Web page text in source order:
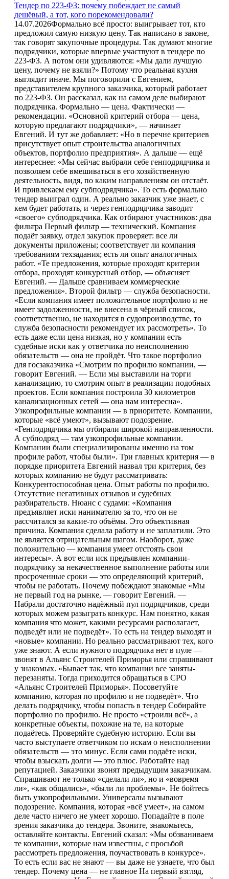
Тендер по 223-ФЗ: почему побеждает не самый
дешёвый, а тот, кого порекомендовали?
14.07.2026Формально всё просто: выигрывает тот, кто
предложил самую низкую цену. Так написано в законе,
так говорят закупочные процедуры. Так думают многие
подрядчики, которые впервые участвуют в тендере по
223-ФЗ. А потом они удивляются: «Мы дали лучшую
цену, почему не взяли?» Потому что реальная кухня
выглядит иначе. Мы поговорили с Евгением,
представителем крупного заказчика, который работает
по 223-ФЗ. Он рассказал, как на самом деле выбирают
подрядчика. Формально — цена. Фактически —
рекомендации. «Основной критерий отбора — цена,
которую предлагают подрядчики», — начинает
Евгений. И тут же добавляет: «Но в перечне критериев
присутствует опыт строительства аналогичных
объектов, портфолио предприятия». А дальше — ещё
интереснее: «Мы сейчас выбрали себе генподрядчика и
позволяем себе вмешиваться в его хозяйственную
деятельность, видя, по каким направлениям он отстаёт.
И привлекаем ему субподрядчика». То есть формально
тендер выиграл один. А реально заказчик уже знает, с
кем будет работать, и через генподрядчика заводит
«своего» субподрядчика. Как отбирают участников: два
фильтра Первый фильтр — технический. Компания
подаёт заявку, отдел закупок проверяет: все ли
документы приложены; соответствует ли компания
требованиям техзадания; есть ли опыт аналогичных
работ. «Те предложения, которые проходят критерии
отбора, проходят конкурсный отбор, — объясняет
Евгений. — Дальше сравниваем коммерческие
предложения». Второй фильтр — служба безопасности.
«Если компания имеет положительное портфолио и не
имеет задолженности, не внесена в чёрный список,
соответственно, не находится в судопроизводстве, то
служба безопасности рекомендует их рассмотреть». То
есть даже если цена низкая, но у компании есть
судебные иски как у ответчика по неисполнению
обязательств — она не пройдёт. Что такое портфолио
для госзаказчика «Смотрим по профилю компании, —
говорит Евгений. — Если мы выставили на торги
канализацию, то смотрим опыт в реализации подобных
проектов. Если компания построила 30 километров
канализационных сетей — она нам интересна».
Узкопрофильные компании — в приоритете. Компании,
которые «всё умеют», вызывают подозрение.
«Генподрядчика мы отбирали широкой направленности.
А субподряд — там узкопрофильные компании.
Компании были специализированы именно на том
профиле работ, чтобы были». Три главных критерия — в
порядке приоритета Евгений назвал три критерия, без
которых компанию не будут рассматривать:
Конкурентоспособная цена. Опыт работы по профилю.
Отсутствие негативных отзывов и судебных
разбирательств. Нюанс с судами: «Компания
предъявляет иски нанимателю за то, что он не
рассчитался за какие-то объёмы. Это объективная
причина. Компания сделала работу и не заплатили. Это
не является отрицательным шагом. Наоборот, даже
положительно — компания умеет отстоять свои
интересы». А вот если иск предъявлен компании-
подрядчику за некачественное выполнение работы или
просроченные сроки — это определяющий критерий,
чтобы не работать. Почему побеждают знакомые «Мы
не первый год на рынке, — говорит Евгений. —
Набрали достаточно надёжный пул подрядчиков, среди
которых можем разыграть конкурс. Нам понятно, какая
компания что может, какими ресурсами располагает,
подведёт или не подведёт». То есть на тендер выходят и
«новые» компании. Но реально рассматривают тех, кого
уже знают. А если нужного подрядчика нет в пуле —
звонят в Альянс Строителей Приморья или спрашивают
у знакомых. «Бывает так, что компании все заняты-
перезаняты. Тогда приходится обращаться в СРО
«Альянс Строителей Приморья». Посоветуйте
компанию, которая по профилю и не подведёт». Что
делать подрядчику, чтобы попасть в тендер Собирайте
портфолио по профилю. Не просто «строили всё», а
конкретные объекты, похожие на те, на которые
подаётесь. Проверяйте судебную историю. Если вы
часто выступаете ответчиком по искам о неисполнении
обязательств — это минус. Если сами подаёте иски,
чтобы взыскать долги — это плюс. Работайте над
репутацией. Заказчики звонят предыдущим заказчикам.
Спрашивают не только «сделали ли», но и «вовремя
ли», «как общались», «были ли проблемы». Не бойтесь
быть узкопрофильными. Универсалы вызывают
подозрение. Компания, которая «всё умеет», на самом
деле часто ничего не умеет хорошо. Попадайте в поле
зрения заказчика до тендера. Звоните, знакомьтесь,
оставляйте контакты. Евгений сказал: «Мы обзваниваем
те компании, которые нам известны, с просьбой
рассмотреть предложения, поучаствовать в конкурсе».
То есть если вас не знают — вы даже не узнаете, что был
тендер. Почему цена — не главное На первый взгляд,